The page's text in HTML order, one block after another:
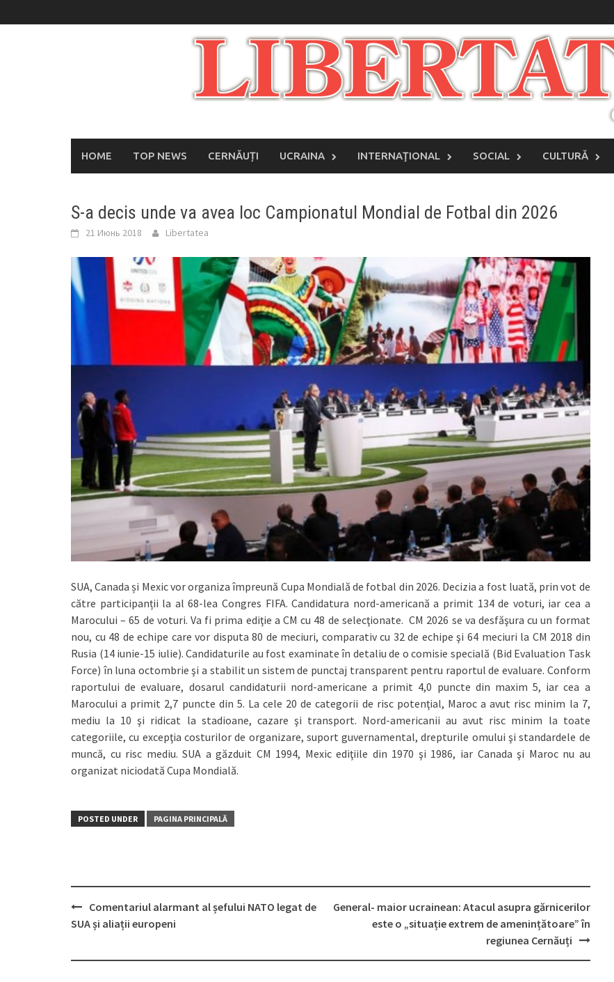
to
HOME TOP NEWS CERNĂUȚI UCRAINA INTERNAŢIONAL SOCIAL CULTURĂ
S-a decis unde va avea loc Campionatul Mondial de Fotbal din 2026
21 Июнь 2018 Libertatea
SUA, Canada și Mexic vor organiza împreună Cupa Mondială de fotbal din 2026. Decizia a fost luată, prin vot de
către participanții la al 68-lea Congres FIFA. Candidatura nord-americană a primit 134 de voturi, iar cea a
Marocului – 65 de voturi. Va fi prima ediţie a CM cu 48 de selecţionate. CM 2026 se va desfăşura cu un format
nou, cu 48 de echipe care vor disputa 80 de meciuri, comparativ cu 32 de echipe şi 64 meciuri la CM 2018 din
Rusia (14 iunie-15 iulie). Candidaturile au fost examinate în detaliu de o comisie specială (Bid Evaluation Task
Force) în luna octombrie şi a stabilit un sistem de punctaj transparent pentru raportul de evaluare. Conform
raportului de evaluare, dosarul candidaturii nord-americane a primit 4,0 puncte din maxim 5, iar cea a
Marocului a primit 2,7 puncte din 5. La cele 20 de categorii de risc potenţial, Maroc a avut risc minim la 7,
mediu la 10 şi ridicat la stadioane, cazare şi transport. Nord-americanii au avut risc minim la toate
categoriile, cu excepţia costurilor de organizare, suport guvernamental, drepturile omului şi standardele de
muncă, cu risc mediu. SUA a găzduit CM 1994, Mexic ediţiile din 1970 şi 1986, iar Canada şi Maroc nu au
organizat niciodată Cupa Mondială.
POSTED UNDER PAGINA PRINCIPALĂ
Post
Comentariul alarmant al șefului NATO legat de
SUA și aliații europeni
General- maior ucrainean: Atacul asupra gărnicerilor
este o „situație extrem de amenințătoare” în
regiunea Cernăuți